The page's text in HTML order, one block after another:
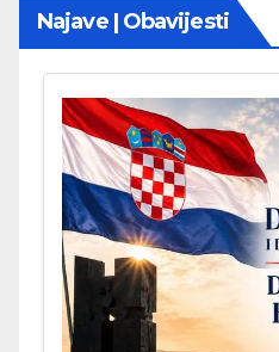
Najave | Obavijesti